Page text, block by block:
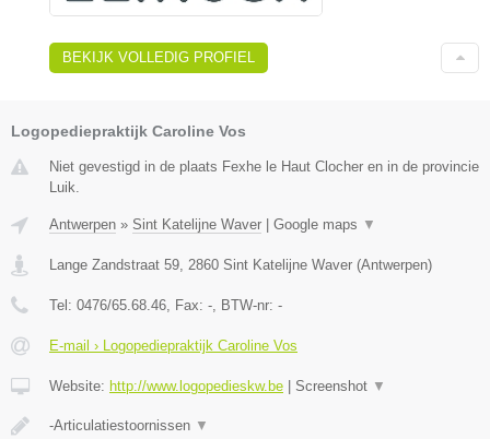
BEKIJK VOLLEDIG PROFIEL
Logopediepraktijk Caroline Vos
Niet gevestigd in de plaats Fexhe le Haut Clocher en in de provincie
Luik.
Antwerpen » Sint Katelijne Waver Google maps ▼
Lange Zandstraat 59, 2860 Sint Katelijne Waver (Antwerpen)
Tel: 0476/65.68.46, Fax: -, BTW-nr: -
E-mail › Logopediepraktijk Caroline Vos
Website: http://www.logopedieskw.be Screenshot ▼
-Articulatiestoornissen ▼